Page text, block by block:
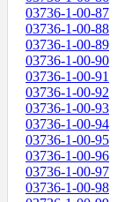
03736-1-00-87
03736-1-00-88
03736-1-00-89
03736-1-00-90
03736-1-00-91
03736-1-00-92
03736-1-00-93
03736-1-00-94
03736-1-00-95
03736-1-00-96
03736-1-00-97
03736-1-00-98